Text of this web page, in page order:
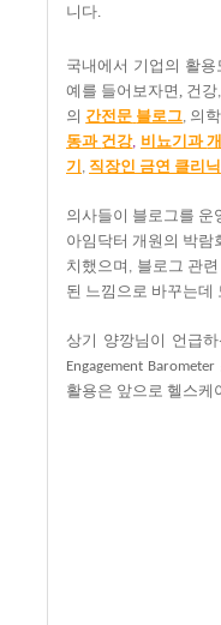
니다.
국내에서 기업의 활용
예를 들어보자면, 건강,
의 간전문 블로그, 의
동과 건강, 비뇨기과
기 , 직장인 금연 클리닉
의사들이 블로그를 운
아임닥터 개원의 박람
치했으며 , 블로그 관련
된 느낌으로 바꾸는데
상기 양깡님이 언급
Engagement Barometer
활용은 앞으로 헬스케